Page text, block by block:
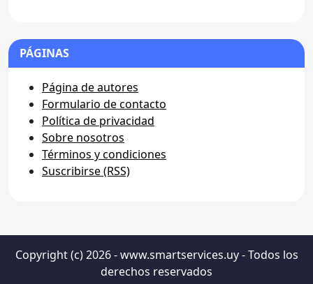
PÁGINAS
Página de autores
Formulario de contacto
Política de privacidad
Sobre nosotros
Términos y condiciones
Suscribirse (RSS)
Copyright (c) 2026 - www.smartservices.uy - Todos los
derechos reservados